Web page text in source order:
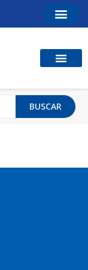
BUSCAR